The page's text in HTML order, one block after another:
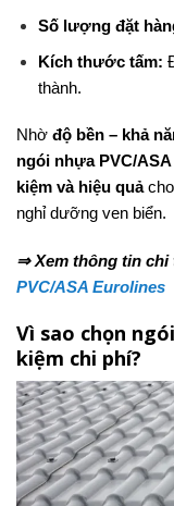
Số lượng đặt
Kích thước tấm:
thành.
Nhờ độ bền – khả
ngói nhựa PVC/
kiệm và hiệu quảcho
nghỉ dưỡng ven biển.
⇒ Xem thông tin chi
PVC/ASA Eurolines
Vì sao chọn
kiệm chi phí?